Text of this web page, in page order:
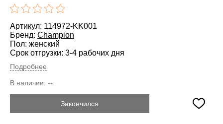
Артикул: 114972-KK001
Бренд: Champion
Пол: женский
Срок отгрузки: 3-4 рабочих дня
Подробнее
В наличии: --
Закончился